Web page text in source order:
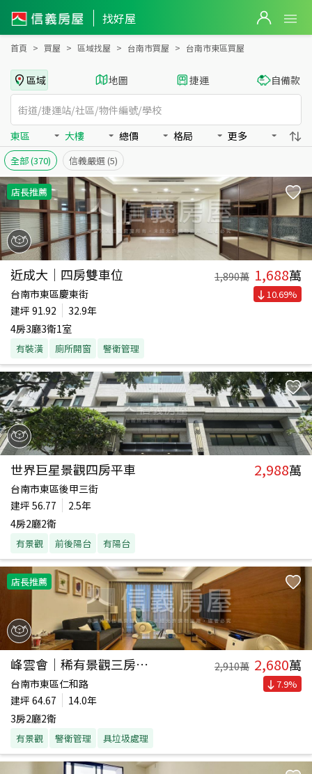
找好屋
台南市東區買房：大樓房屋物件出售、房價分析
首頁 買屋 區域找屋 台南市買屋 台南市東區買屋
區域 地圖 捷運 自備款
東區 大樓 總價 格局 更多
全部(370) 信義嚴選 (5)
店長推薦
近成大｜四房雙車位 1,890萬 1,688萬
台南市東區慶東街
建坪 91.92
32.9年
4房3廳3衛1室
有裝潢 廁所開窗 警衛管理
10.69%
世界巨星景觀四房平車 2,988萬
台南市東區後甲三街
建坪 56.77
2.5年
4房2廳2衛
有景觀 前後陽台 有陽台
店長推薦
峰雲會｜稀有景觀三房平車 2,910萬 2,680萬
台南市東區仁和路
建坪 64.67
14.0年
3房2廳2衛
有景觀 警衛管理 具垃圾處理
7.9%